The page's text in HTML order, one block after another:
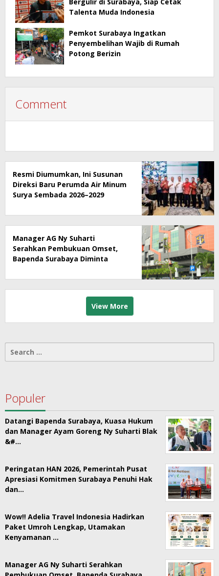
Talenta Muda Indonesia
Pemkot Surabaya Ingatkan
Penyembelihan Wajib di Rumah
Potong Berizin
Comment
Resmi Diumumkan, Ini Susunan
Direksi Baru Perumda Air Minum
Surya Sembada 2026–2029
Manager AG Ny Suharti
Serahkan Pembukuan Omset,
Bapenda Surabaya Diminta
View More
Search
for:
Populer
Datangi Bapenda Surabaya, Kuasa Hukum
dan Manager Ayam Goreng Ny Suharti Blak
&#…
Peringatan HAN 2026, Pemerintah Pusat
Apresiasi Komitmen Surabaya Penuhi Hak
dan…
Wow!! Adelia Travel Indonesia Hadirkan
Paket Umroh Lengkap, Utamakan
Kenyamanan …
Manager AG Ny Suharti Serahkan